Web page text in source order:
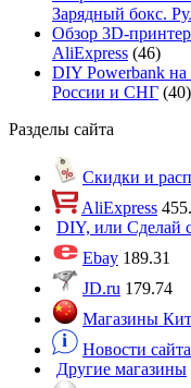
Зарядный бокс.
Обзор 3D-
AliExpress (46)
DIY Powerbank на
России и СНГ (40)
Разделы сайта
Скидки и
AliExpress
DIY, или Сделай
Ebay 189.31
JD.ru 179.74
Магазины
Новости сайта
Другие магазины